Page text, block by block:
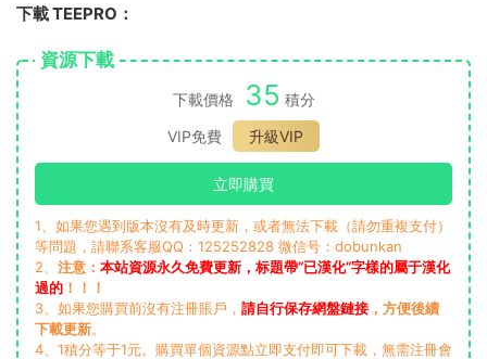
下載 TEEPRO：
資源下載
下載價格 35 積分
VIP免費
升級VIP
立即購買
1、如果您遇到版本沒有及時更新，或者無法下載（請勿重複支付）
等問題，請聯系客服QQ：125252828 微信号：dobunkan
2、 注意： 本站資源永久免費更新，标題帶“已漢化”字樣的屬于漢化
過的 ！！！
3、如果您購買前沒有注冊賬戶， 請自行保存網盤鏈接 ，方便後續
下載更新。
4、1積分等于1元。購買單個資源點立即支付即可下載，無需注冊會